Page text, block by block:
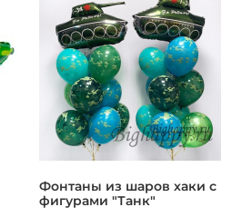
Фонтаны из шаров хаки с
фигурами "Танк"